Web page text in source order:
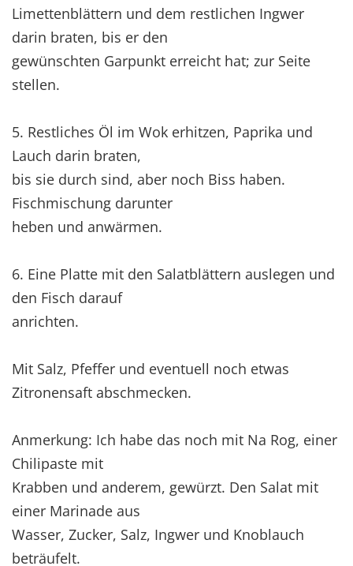
Limettenblättern und dem restlichen Ingwer
darin braten, bis er den
gewünschten Garpunkt erreicht hat; zur Seite
stellen.
5. Restliches Öl im Wok erhitzen, Paprika und
Lauch darin braten,
bis sie durch sind, aber noch Biss haben.
Fischmischung darunter
heben und anwärmen.
6. Eine Platte mit den Salatblättern auslegen und
den Fisch darauf
anrichten.
Mit Salz, Pfeffer und eventuell noch etwas
Zitronensaft abschmecken.
Anmerkung: Ich habe das noch mit Na Rog, einer
Chilipaste mit
Krabben und anderem, gewürzt. Den Salat mit
einer Marinade aus
Wasser, Zucker, Salz, Ingwer und Knoblauch
beträufelt.